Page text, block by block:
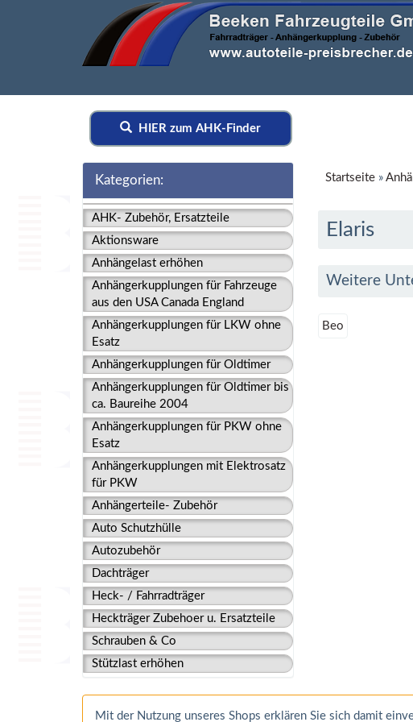
HIER zum AHK-Finder
Kategorien:
AHK- Zubehör, Ersatzteile
Aktionsware
Anhängelast erhöhen
Anhängerkupplungen für Fahrzeuge
aus den USA Canada England
Anhängerkupplungen für LKW ohne
Esatz
Anhängerkupplungen für Oldtimer
Anhängerkupplungen für Oldtimer bis
ca. Baureihe 2004
Anhängerkupplungen für PKW ohne
Esatz
Anhängerkupplungen mit Elektrosatz
für PKW
Anhängerteile- Zubehör
Auto Schutzhülle
Autozubehör
Dachträger
Heck- / Fahrradträger
Heckträger Zubehoer u. Ersatzteile
Schrauben & Co
Stützlast erhöhen
Startseite»
Elaris
Weitere
Beo
Mit der Nutzung unseres Shops erklären Sie sich damit